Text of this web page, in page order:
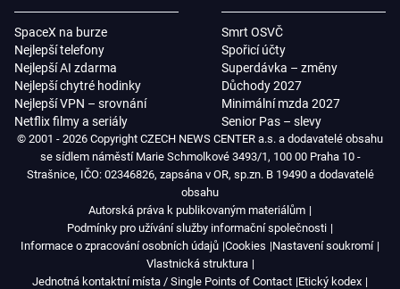
SpaceX na burze
Nejlepší telefony
Nejlepší AI zdarma
Nejlepší chytré hodinky
Nejlepší VPN – srovnání
Netflix filmy a seriály
Smrt OSVČ
Spořicí účty
Superdávka – změny
Důchody 2027
Minimální mzda 2027
Senior Pas – slevy
© 2001 - 2026 Copyright CZECH NEWS CENTER a.s. a dodavatelé obsahu
se sídlem náměstí Marie Schmolkové 3493/1, 100 00 Praha 10 -
Strašnice, IČO: 02346826, zapsána v OR, sp.zn. B 19490 a dodavatelé
obsahu
Autorská práva k publikovaným materiálům
Podmínky pro užívání služby informační společnosti
Informace o zpracování osobních údajů Cookies Nastavení soukromí
Vlastnická struktura
Jednotná kontaktní místa / Single Points of Contact Etický kodex